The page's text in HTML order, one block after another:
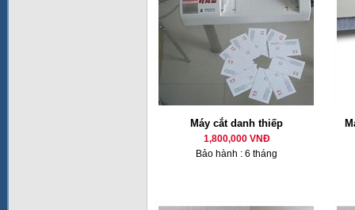
Máy cắt danh thiếp
1,800,000 VNĐ
Bảo hành : 6 tháng